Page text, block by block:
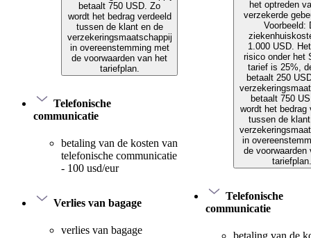
betaalt 750 USD. Zo
wordt het bedrag verdeeld
tussen de klant en de
verzekeringsmaatschappij
in overeenstemming met
de voorwaarden van het
tariefplan.
Telefonische
communicatie
betaling van de kosten van
telefonische communicatie
- 100 usd/eur
Verlies van bagage
verlies van bagage
het optreden
verzekerde
Voorbeeld:
1.000 USD.
risico onder het
tarief is 25%,
betaalt 250
betaalt 750
wordt het bedrag
tussen de
in
de voorwaarden
tariefplan.
Telefonische
communicatie